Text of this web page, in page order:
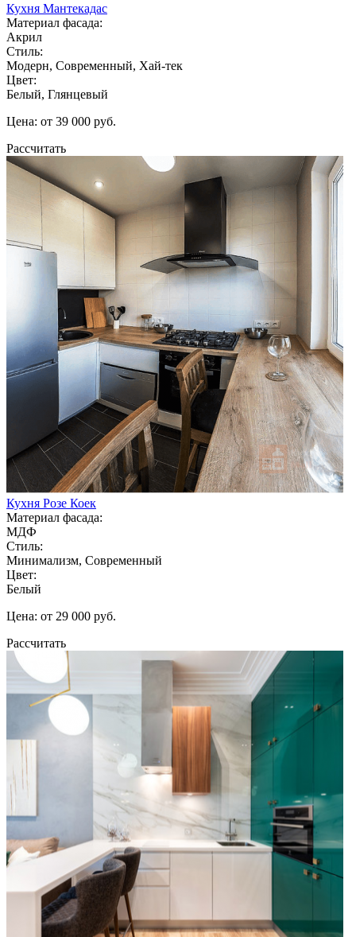
Кухня Мантекадас
Материал фасада:
Акрил
Стиль:
Модерн, Современный, Хай-тек
Цвет:
Белый, Глянцевый
Цена: от 39 000 руб.
Рассчитать
Кухня Розе Коек
Материал фасада:
МДФ
Стиль:
Минимализм, Современный
Цвет:
Белый
Цена: от 29 000 руб.
Рассчитать